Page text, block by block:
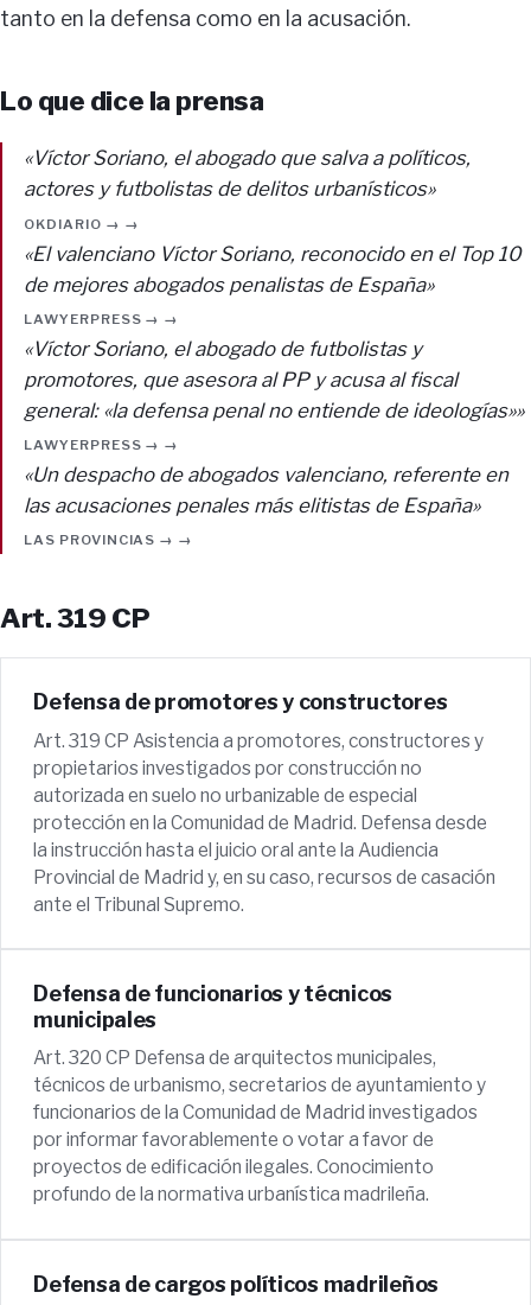
tanto en la defensa como en la acusación.
Lo que dice la prensa
«Víctor Soriano, el abogado que salva a políticos,
actores y futbolistas de delitos urbanísticos»
OKDIARIO → →
«El valenciano Víctor Soriano, reconocido en el Top 10
de mejores abogados penalistas de España»
LAWYERPRESS → →
«Víctor Soriano, el abogado de futbolistas y
promotores, que asesora al PP y acusa al fiscal
general: «la defensa penal no entiende de ideologías»»
LAWYERPRESS → →
«Un despacho de abogados valenciano, referente en
las acusaciones penales más elitistas de España»
LAS PROVINCIAS → →
Art. 319 CP
Defensa de promotores y constructores
Art. 319 CP Asistencia a promotores, constructores y
propietarios investigados por construcción no
autorizada en suelo no urbanizable de especial
protección en la Comunidad de Madrid. Defensa desde
la instrucción hasta el juicio oral ante la Audiencia
Provincial de Madrid y, en su caso, recursos de casación
ante el Tribunal Supremo.
Defensa de funcionarios y técnicos
municipales
Art. 320 CP Defensa de arquitectos municipales,
técnicos de urbanismo, secretarios de ayuntamiento y
funcionarios de la Comunidad de Madrid investigados
por informar favorablemente o votar a favor de
proyectos de edificación ilegales. Conocimiento
profundo de la normativa urbanística madrileña.
Defensa de cargos políticos madrileños